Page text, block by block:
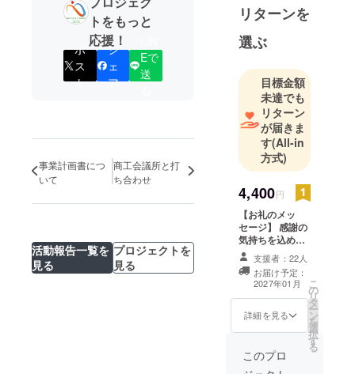
トをもっと
応援！
ポ
ス
ト
シ
ェ
ア
Eで
送
事業計画書につ
いて
商工会議所と打
ち合わせ
活動報告一覧を
見る
プロジェクトを
見る
日本は30年
以上遅れて
いると言わ
す。
義務教育で
のパソコン
教育が非常
に遅れてい
るため子供
非常に危機
感を覚えて
おります。
また、日本
のインフラ
が破綻して
いるところ
が沢山ある
ため一人一
人が助け合
う環境の構
リターンを
選ぶ
目標金額
未達でも
リターン
が届きま
す(All-in
方式)
4,400円
【お礼のメッ
セージ】 感謝の
気持ちを込め
て、お礼のメッ
セージをお送り
します。
支援者：22人
お届け予定：
2027年01月
詳細を見る
こ
の
リ
タ
ー
ン
を
選
択
す
る
このプロ